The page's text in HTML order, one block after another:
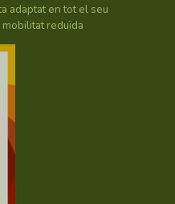
adaptat en tot el seu
reduïda